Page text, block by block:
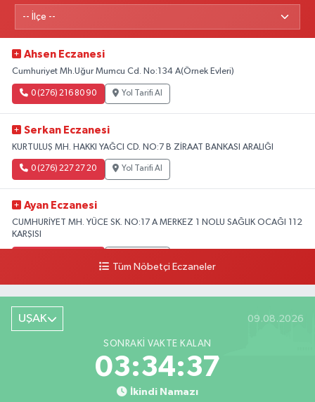
Ahsen Eczanesi
Cumhuriyet Mh.Uğur Mumcu Cd. No:134 A(Örnek Evleri)
0 (276) 216 80 90 Yol Tarifi Al
Serkan Eczanesi
KURTULUŞ MH. HAKKI YAĞCI CD. NO:7 B ZİRAAT BANKASI ARALIĞI
0 (276) 227 27 20 Yol Tarifi Al
Ayan Eczanesi
CUMHURİYET MH. YÜCE SK. NO:17 A MERKEZ 1 NOLU SAĞLIK OCAĞI 112
KARŞISI
Tüm Nöbetçi Eczaneler
UŞAK 09.08.2026
SONRAKI VAKTE KALAN
03:34:37
İkindi Namazı